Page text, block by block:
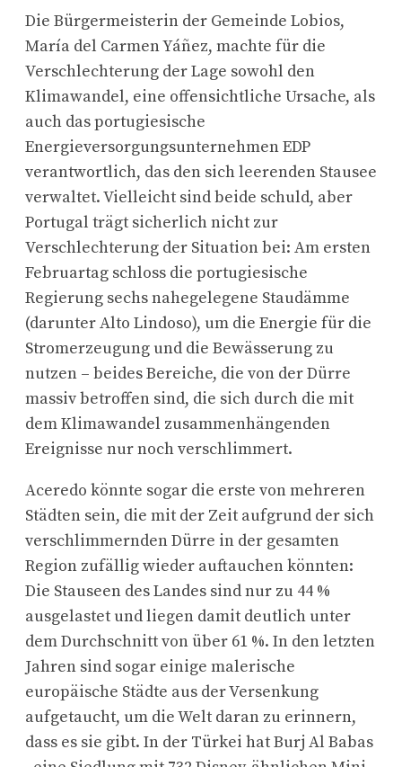
Die Bürgermeisterin der Gemeinde Lobios,
María del Carmen Yáñez, machte für die
Verschlechterung der Lage sowohl den
Klimawandel, eine offensichtliche Ursache, als
auch das portugiesische
Energieversorgungsunternehmen EDP
verantwortlich, das den sich leerenden Stausee
verwaltet. Vielleicht sind beide schuld, aber
Portugal trägt sicherlich nicht zur
Verschlechterung der Situation bei: Am ersten
Februartag schloss die portugiesische
Regierung sechs nahegelegene Staudämme
(darunter Alto Lindoso), um die Energie für die
Stromerzeugung und die Bewässerung zu
nutzen – beides Bereiche, die von der Dürre
massiv betroffen sind, die sich durch die mit
dem Klimawandel zusammenhängenden
Ereignisse nur noch verschlimmert.
Aceredo könnte sogar die erste von mehreren
Städten sein, die mit der Zeit aufgrund der sich
verschlimmernden Dürre in der gesamten
Region zufällig wieder auftauchen könnten:
Die Stauseen des Landes sind nur zu 44 %
ausgelastet und liegen damit deutlich unter
dem Durchschnitt von über 61 %. In den letzten
Jahren sind sogar einige malerische
europäische Städte aus der Versenkung
aufgetaucht, um die Welt daran zu erinnern,
dass es sie gibt. In der Türkei hat Burj Al Babas